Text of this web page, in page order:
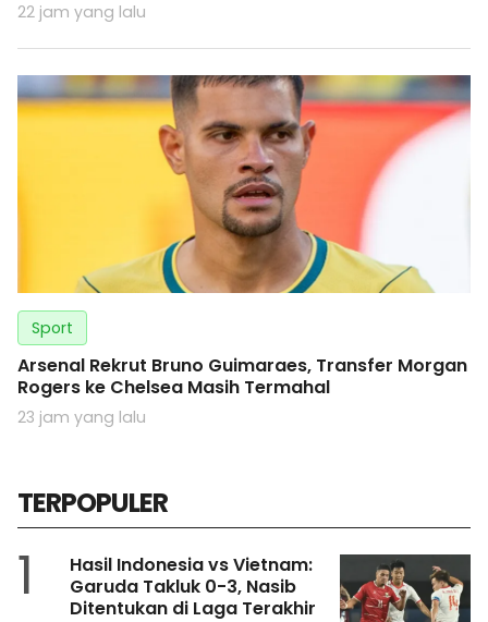
22 jam yang lalu
Sport
Arsenal Rekrut Bruno Guimaraes, Transfer Morgan
Rogers ke Chelsea Masih Termahal
23 jam yang lalu
TERPOPULER
1
Hasil Indonesia vs Vietnam:
Garuda Takluk 0-3, Nasib
Ditentukan di Laga Terakhir